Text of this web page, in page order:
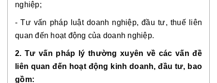
nghiệp;
- Tư vấn pháp luật doanh nghiệp, đầu tư, thuế liên
quan đến hoạt động của doanh nghiệp.
2. Tư vấn pháp lý thường xuyên về các vấn đề
liên quan đến hoạt động kinh doanh, đầu tư, bao
gồm: